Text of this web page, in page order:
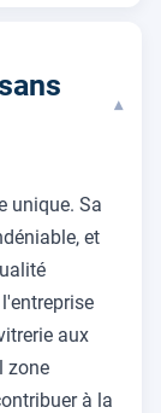
▾
unique. Sa
et
aux
zone
à la